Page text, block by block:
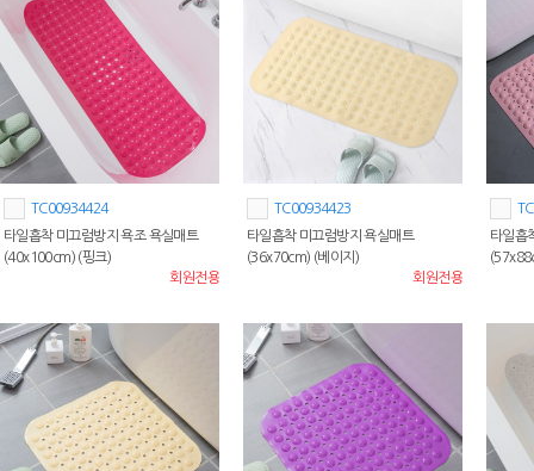
TC00934424
타일흡착 미끄럼방지 욕조 욕실매트
(40x100cm) (핑크)
회원전용
TC00934423
타일흡착 미끄럼방지 욕실매트
(36x70cm) (베이지)
회원전용
타일흡